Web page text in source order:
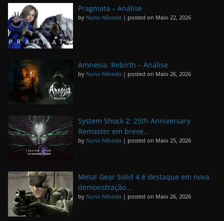
Pragmata – Análise
by Nuno Nêveda | posted on Maio 22, 2026
Amnesia: Rebirth – Análise
by Nuno Nêveda | posted on Maio 26, 2026
System Shock 2: 25th Anniversary
Remaster em breve...
by Nuno Nêveda | posted on Maio 25, 2026
Metal Gear Solid 4 é destaque em nova
demonstração...
by Nuno Nêveda | posted on Maio 26, 2026